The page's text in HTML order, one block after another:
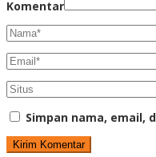
Komentar
Simpan nama, email,